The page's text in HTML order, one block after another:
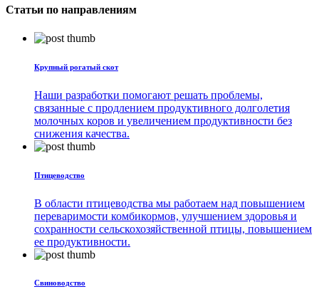
Статьи по направлениям
Крупный рогатый скот
Наши разработки помогают решать проблемы,
связанные с продлением продуктивного долголетия
молочных коров и увеличением продуктивности без
снижения качества.
Птицеводство
В области птицеводства мы работаем над повышением
переваримости комбикормов, улучшением здоровья и
сохранности сельскохозяйственной птицы, повышением
ее продуктивности.
Свиноводство